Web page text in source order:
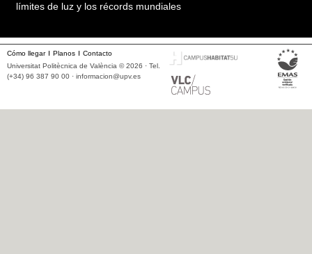
límites de luz y los récords mundiales
Cómo llegar Planos
Contacto
Universitat Politècnica de València © 2026 · Tel.
(+34) 96 387 90 00 · informacion@upv.es